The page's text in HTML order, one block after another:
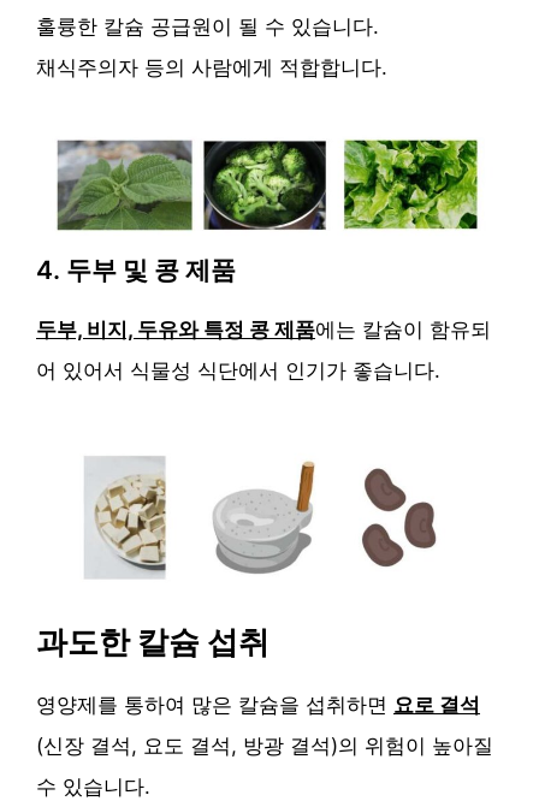
훌륭한 칼슘 공급원이 될 수 있습니다.
채식주의자 등의 사람에게 적합합니다.
4. 두부 및 콩 제품
두부, 비지, 두유와 특정 콩 제품에는 칼슘이 함유되
어 있어서 식물성 식단에서 인기가 좋습니다.
과도한 칼슘 섭취
영양제를 통하여 많은 칼슘을 섭취하면 요로 결석
(신장 결석, 요도 결석, 방광 결석)의 위험이 높아질
수 있습니다.